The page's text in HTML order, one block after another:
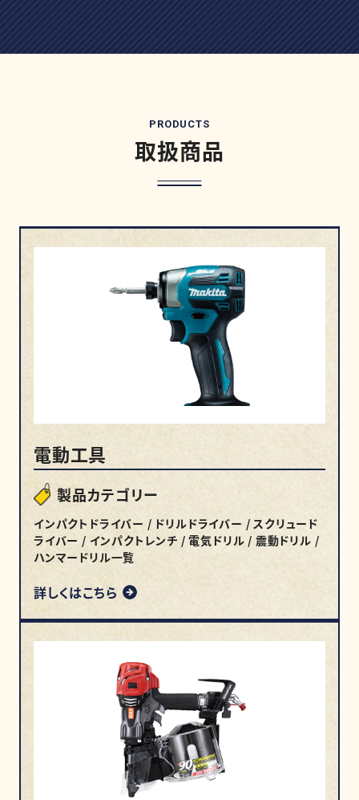
PRODUCTS
取扱商品
電動工具
製品カテゴリー
インパクトドライバー / ドリルドライバー / スクリュード
ライバー / インパクトレンチ / 電気ドリル / 震動ドリル /
ハンマードリル一覧
詳しくはこちら